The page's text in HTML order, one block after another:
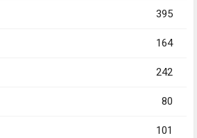
395
164
242
80
101